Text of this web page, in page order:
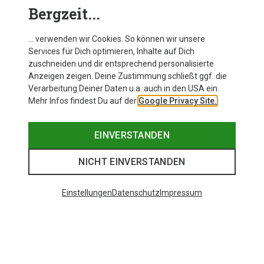
Zur Produktseite
Bergzeit...
… verwenden wir Cookies. So können wir unsere
Services für Dich optimieren, Inhalte auf Dich
zuschneiden und dir entsprechend personalisierte
Anzeigen zeigen. Deine Zustimmung schließt ggf. die
Verarbeitung Deiner Daten u.a. auch in den USA ein.
Mehr Infos findest Du auf der Google Privacy Site.
EINVERSTANDEN
NICHT EINVERSTANDEN
EinstellungenDatenschutz Impressum